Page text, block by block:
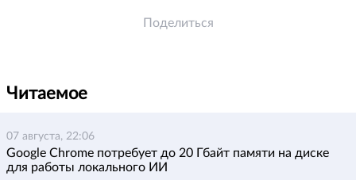
Поделиться
Читаемое
07 августа, 22:06
Google Chrome потребует до 20 Гбайт памяти на диске
для работы локального ИИ